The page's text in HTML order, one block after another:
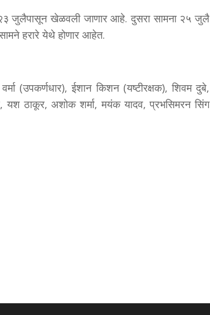
२३ जुलैपासून खेळवली जाणार आहे. दुसरा सामना २५ जुलै
हरारे येथे होणार आहेत.
(उपकर्णधार), ईशान किशन (यष्टीरक्षक), शिवम दुबे,
यश ठाकूर, अशोक शर्मा, मयंक यादव, प्रभसिमरन सिंग